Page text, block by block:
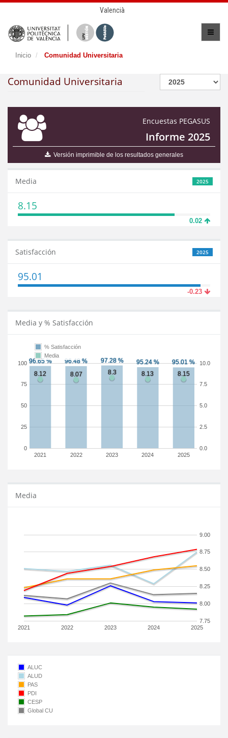
Valencià
Inicio Comunidad Universitaria
Comunidad Universitaria
Encuestas PEGASUS
Informe 2025
Versión imprimible de los resultados generales
2025
Media
8.15
0.02
2025
Satisfacción
95.01
-0.23
Media y % Satisfacción
2021 2022 2023 2024 2025
0
25
50
75
100
0.0
2.5
5.0
7.5
10.0
% Satisfacción
Media
Media
2021 2022 2023 2024 2025
7.75
8.00
8.25
8.50
8.75
9.00
ALUC
ALUD
PAS
PDI
CESP
Global CU